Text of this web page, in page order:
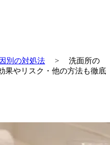
別の対処法 > 洗面所の
果やリスク・他の方法も徹底